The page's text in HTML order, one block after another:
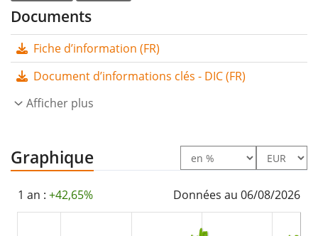
p.a.
. Le State Street SPDR MSCI Europe Energy UCITS
l'indice MSCI Europe Energy 20/35 Capped. L'ETF
reproduit la performance de l’indice sous-jacent en
(réplication complète). Les dividendes de l'ETF sont
Le State Street SPDR MSCI Europe Energy UCITS ETF
hauteur de 593 M d'EUR
domicilié en Irlande
Documents
Fiche d’information (FR)
Document d’informations clés - DIC (FR)
Afficher plus
Graphique
1 an : +42,65% Données au 06/08/2026